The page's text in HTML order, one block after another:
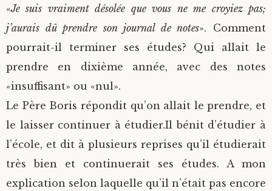
«Je suis vraiment désolée que vous ne me croyiez pas;
j’aurais dû prendre son journal de notes». Comment
pourrait-il terminer ses études? Qui allait le
prendre en dixième année, avec des notes
«insuffisant» ou «nul».
Le Père Boris répondit qu’on allait le prendre, et
le laisser continuer à étudier.Il bénit d’étudier à
l’école, et dit à plusieurs reprises qu’il étudierait
très bien et continuerait ses études. A mon
explication selon laquelle qu’il n’était pas encore